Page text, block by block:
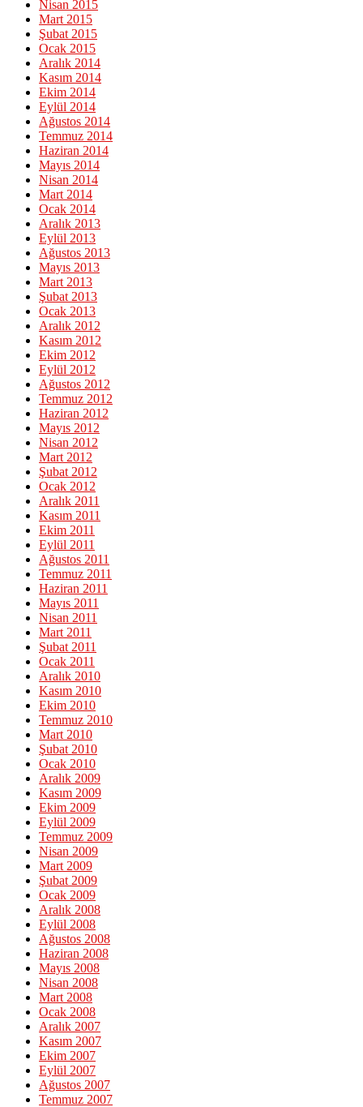
Nisan 2015
Mart 2015
Şubat 2015
Ocak 2015
Aralık 2014
Kasım 2014
Ekim 2014
Eylül 2014
Ağustos 2014
Temmuz 2014
Haziran 2014
Mayıs 2014
Nisan 2014
Mart 2014
Ocak 2014
Aralık 2013
Eylül 2013
Ağustos 2013
Mayıs 2013
Mart 2013
Şubat 2013
Ocak 2013
Aralık 2012
Kasım 2012
Ekim 2012
Eylül 2012
Ağustos 2012
Temmuz 2012
Haziran 2012
Mayıs 2012
Nisan 2012
Mart 2012
Şubat 2012
Ocak 2012
Aralık 2011
Kasım 2011
Ekim 2011
Eylül 2011
Ağustos 2011
Temmuz 2011
Haziran 2011
Mayıs 2011
Nisan 2011
Mart 2011
Şubat 2011
Ocak 2011
Aralık 2010
Kasım 2010
Ekim 2010
Temmuz 2010
Mart 2010
Şubat 2010
Ocak 2010
Aralık 2009
Kasım 2009
Ekim 2009
Eylül 2009
Temmuz 2009
Nisan 2009
Mart 2009
Şubat 2009
Ocak 2009
Aralık 2008
Eylül 2008
Ağustos 2008
Haziran 2008
Mayıs 2008
Nisan 2008
Mart 2008
Ocak 2008
Aralık 2007
Kasım 2007
Ekim 2007
Eylül 2007
Ağustos 2007
Temmuz 2007